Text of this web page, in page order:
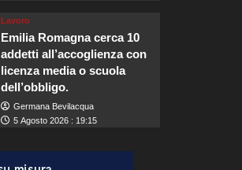
Lavoro
Emilia Romagna cerca 10
addetti all’accoglienza con
licenza media o scuola
dell’obbligo.
Germana Bevilacqua
5 Agosto 2026 : 19:15